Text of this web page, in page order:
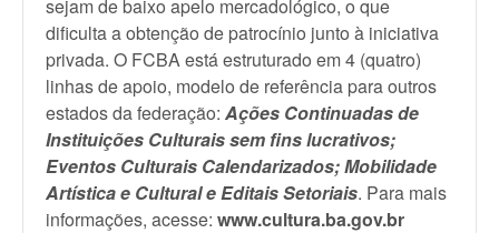
sejam de baixo apelo mercadológico, o que
dificulta a obtenção de patrocínio junto à iniciativa
privada. O FCBA está estruturado em 4 (quatro)
linhas de apoio, modelo de referência para outros
estados da federação: Ações Continuadas de
Instituições Culturaissem fins lucrativos;
Eventos Culturais Calendarizados; Mobilidade
Artística e Culturale Editais Setoriais. Para mais
informações, acesse: www.cultura.ba.gov.br